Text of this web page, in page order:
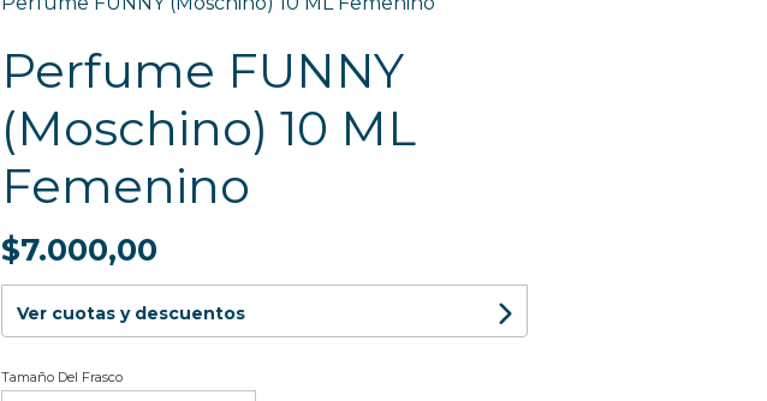
Perfume FUNNY
(Moschino) 10 ML
Femenino
$7.000,00
Ver cuotas y descuentos
Tamaño Del Frasco